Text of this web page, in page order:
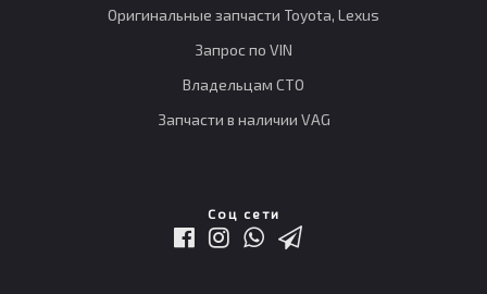
Оригинальные запчасти Toyota, Lexus
Запрос по VIN
Владельцам СТО
Запчасти в наличии VAG
Соц сети